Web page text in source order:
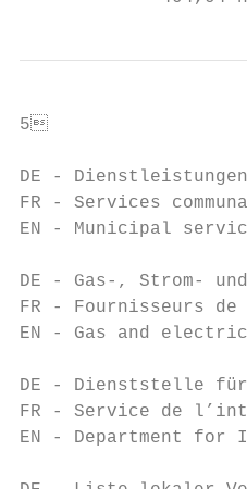
5
DE -
FR - Services
EN -
DE - Gas-,
FR - Fournisseurs
EN - Gas and
DE -
FR - Service de
EN - Department for